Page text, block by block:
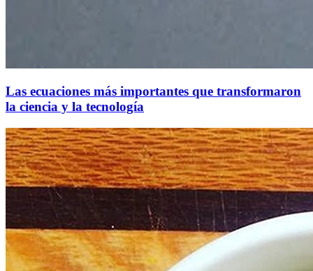
Las ecuaciones más importantes que transformaron
la ciencia y la tecnología